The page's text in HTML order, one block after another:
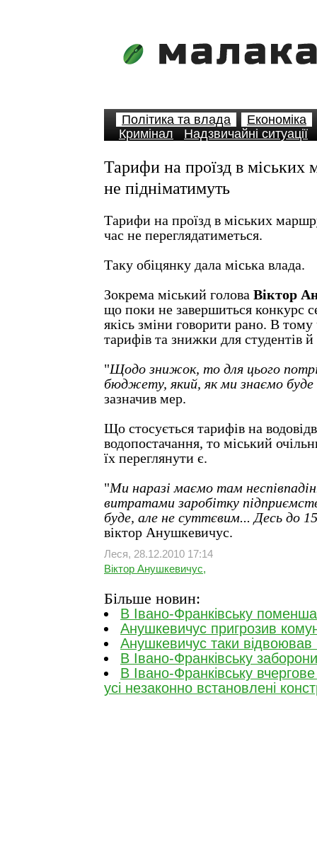
Політика та влада
Економіка
Кримінал
Надзвичайні ситуації
Тарифи на проїзд в міських
не підніматимуть
Тарифи на проїзд в міських
час не переглядатиметься.
Таку обіцянку дала міська влада.
Зокрема міський голова Віктор
що поки не завершиться конкурс
якісь зміни говорити рано. В тому
тарифів та знижки для студентів й
"Щодо знижок, то для цього
бюджету, який, як ми знаємо
зазначив мер.
Що стосується тарифів на
водопостачання, то міський
їх переглянути є.
"Ми наразі маємо там
витратами заробітку
буде, але не суттєвим... Десь до
віктор Анушкевичус.
Леся, 28.12.2010 17:14
Віктор Анушкевичус,
Більше новин:
В Івано-Франківську
Анушкевичус пригрозив
Анушкевичус таки
В Івано-Франківську
В Івано-Франківську
усі незаконно встановлені